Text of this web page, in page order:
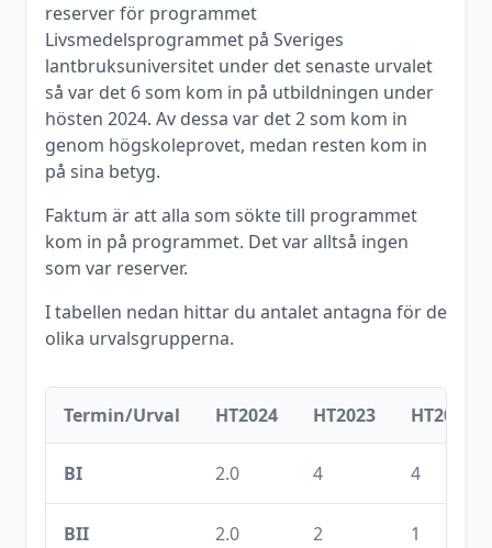
reserver för programmet
Livsmedelsprogrammet på Sveriges
lantbruksuniversitet under det senaste urvalet
så var det 6som kom in på utbildningen under
hösten 2024. Av dessa var det2som kom in
genom högskoleprovet, medan resten kom in
på sina betyg.
Faktum är att alla som sökte till programmet
kom in på programmet. Det var alltså ingen
som var reserver.
I tabellen nedan hittar du antalet antagna för de
olika urvalsgrupperna.
Termin/Urval HT2024 HT2023 HT2022
BI 2.0 4 4
BII 2.0 2 1